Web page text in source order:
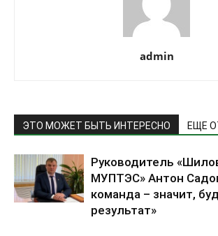
admin
ЭТО МОЖЕТ БЫТЬ ИНТЕРЕСНО ЕЩЕ
Руководитель
МУПТЭС» Антон
команда – значит,
результат»